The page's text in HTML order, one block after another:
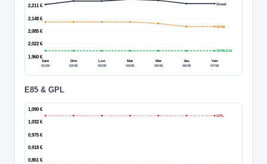
1,960 €
2,022 €
2,085 €
2,148 €
2,211 €
Sam
01/08
Dim
02/08
Lun
03/08
Mar
04/08
Mer
05/08
Jeu
06/08
Ven
07/08
Diesel
SP95-E10
SP98
E85 & GPL
0,861 €
0,918 €
0,975 €
1,032 €
1,090 €
GPL